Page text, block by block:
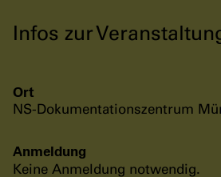
Infos zur
Ort
NS-Dokumentationszentrum
Anmeldung
Keine Anmeldung notwendig.